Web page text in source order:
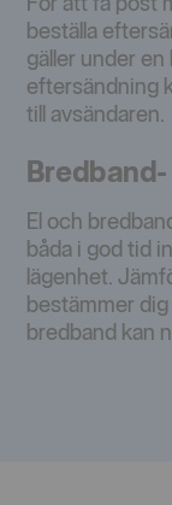
beställa
gäller under
eftersändning
till avsändaren.
El och
båda i god tid
lägenhet.
bestämmer
bredband kan